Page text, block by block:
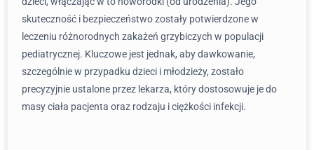
skuteczność i bezpieczeństwo zostały potwierdzone w
leczeniu różnorodnych zakażeń grzybiczych w populacji
pediatrycznej. Kluczowe jest jednak, aby dawkowanie,
szczególnie w przypadku dzieci i młodzieży, zostało
precyzyjnie ustalone przez lekarza, który dostosowuje je do
masy ciała pacjenta oraz rodzaju i ciężkości infekcji.